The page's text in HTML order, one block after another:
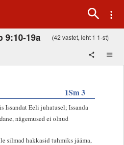
9:10-19a (42 vastet, leht 1 1-st)
1Sm 3
Issandat Eeli juhatusel; Issanda
nägemused ei olnud
silmad hakkasid tuhmiks jääma,